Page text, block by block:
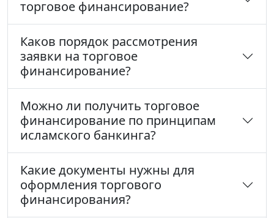
торговое финансирование?
Каков порядок рассмотрения
заявки на торговое
финансирование?
Можно ли получить торговое
финансирование по принципам
исламского банкинга?
Какие документы нужны для
оформления торгового
финансирования?